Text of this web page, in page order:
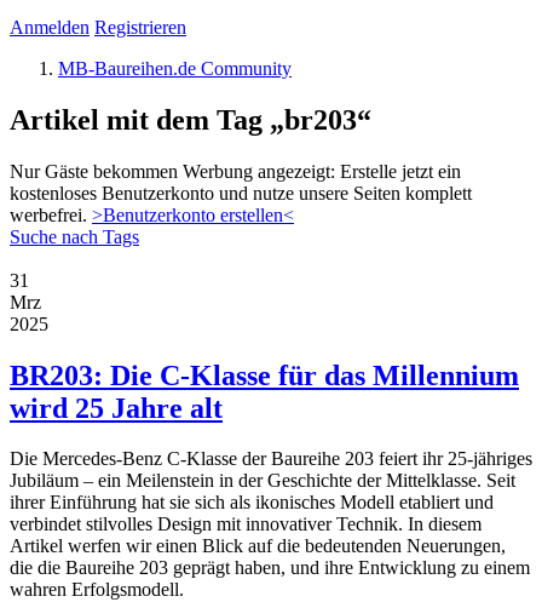
Anmelden Registrieren
MB-Baureihen.de Community
Artikel mit dem Tag „br203“
Nur Gäste bekommen Werbung angezeigt: Erstelle jetzt ein
kostenloses Benutzerkonto und nutze unsere Seiten komplett
werbefrei. >Benutzerkonto erstellen<
Suche nach Tags
31
Mrz
2025
BR203: Die C-Klasse für das Millennium
wird 25 Jahre alt
Die Mercedes-Benz C-Klasse der Baureihe 203 feiert ihr 25-jähriges
Jubiläum – ein Meilenstein in der Geschichte der Mittelklasse. Seit
ihrer Einführung hat sie sich als ikonisches Modell etabliert und
verbindet stilvolles Design mit innovativer Technik. In diesem
Artikel werfen wir einen Blick auf die bedeutenden Neuerungen,
die die Baureihe 203 geprägt haben, und ihre Entwicklung zu einem
wahren Erfolgsmodell.